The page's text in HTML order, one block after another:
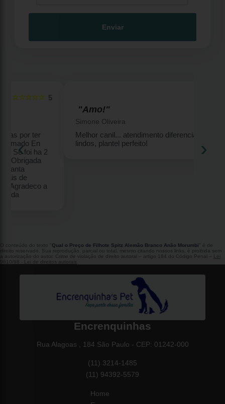
Enviar
Simone Oliveira
Melhor canil... atendimento diferenciado, filhotes
lindos, plantel perfeito!
‹ ›
O conteúdo do texto " Qual o Preço de Filhote Spitz Alemão Branco Anão Morumbi " é de
direito reservado. Sua reprodução, parcial ou total, mesmo citando nossos links, é proibida sem
a autorização do autor. Crime de violação de direito autoral – artigo 184 do Código Penal –
Lei
9610/98 - Lei de direitos autorais .
Encrenquinhas
Rua Alagoas , 184 São Paulo - CEP: 01242-000
(11) 3214-1485
(11) 94392-5579
Home